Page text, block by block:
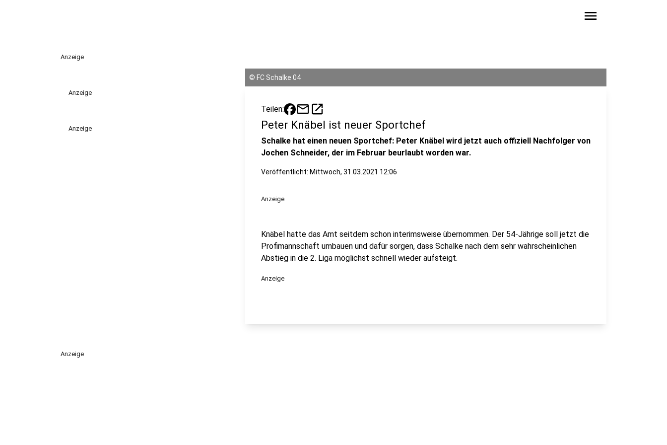
menu
Anzeige
Anzeige
Anzeige
© FC Schalke 04
Teilen: mailopen_in_new
Peter Knäbel ist neuer Sportchef
Schalke hat einen neuen Sportchef: Peter Knäbel wird jetzt auch offiziell Nachfolger von
Jochen Schneider, der im Februar beurlaubt worden war.
Veröffentlicht: Mittwoch, 31.03.2021 12:06
Anzeige
Knäbel hatte das Amt seitdem schon interimsweise übernommen. Der 54-Jährige soll jetzt die
Profimannschaft umbauen und dafür sorgen, dass Schalke nach dem sehr wahrscheinlichen
Abstieg in die 2. Liga möglichst schnell wieder aufsteigt.
Anzeige
Anzeige